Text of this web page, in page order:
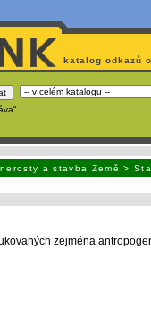
katalog odkazů
a stavba Země >
zejména